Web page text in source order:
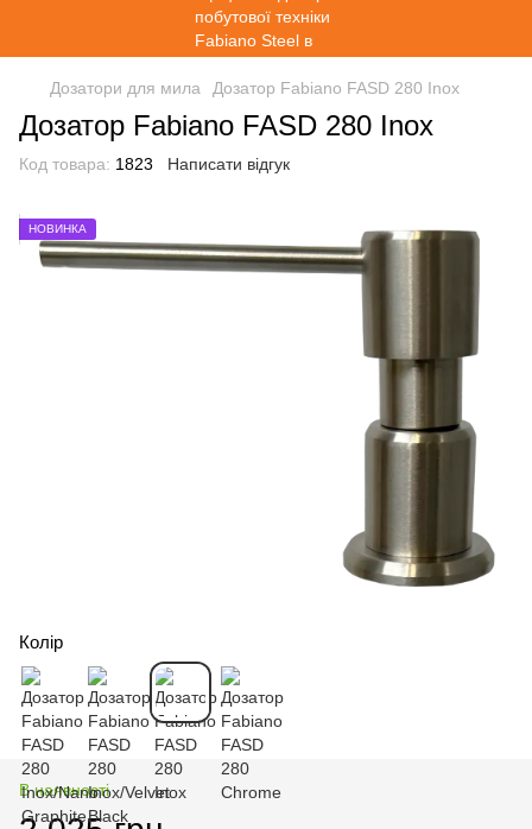
Дозатори для мила Дозатор Fabiano FASD 280 Inox
Дозатор Fabiano FASD 280 Inox
Код товара: 1823 Написати відгук
НОВИНКА
Колір
В наявності